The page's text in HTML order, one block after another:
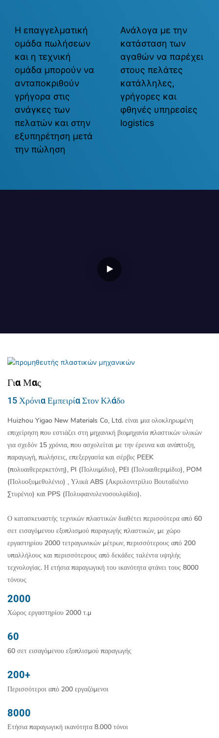
Η επαγγελματική
ομάδα πωλήσεων
και η τεχνική
ομάδα μπορούν να
ανταποκριθούν
γρήγορα στις
ανάγκες των
πελατών και στην
εξυπηρέτηση μετά
την πώληση
Ανάλογα με την
κατάσταση των
αγαθών να παρέχει
στους πελάτες
κατάλληλες,
γρήγορες και
φθηνές υπηρεσίες
logistics
Για Μας
15 Χρόνια Εμπειρία Στον Κλάδο
Huizhou Yigao New Materials Co, Ltd. είναι μια ολοκληρωμένη
επιχείρηση που εστιάζει στη μηχανική βιομηχανία πλαστικών υλικών
για σχεδόν 15 χρόνια, που ασχολείται με την έρευνα και ανάπτυξη,
παραγωγή, πωλήσεις, επεξεργασία και σέρβις PEEK
(πολυαιθερερκετόνη), PI (Πολυιμίδιο), PEI (Πολυαιθεριμίδιο), POM
(Πολυοξυμεθυλένιο) , Υλικά ABS (Ακρυλονιτρίλιο Βουταδιένιο
Στυρένιο) και PPS (Πολυφαινυλενοσουλφίδιο).
Ο κατασκευαστής τεχνικών πλαστικών διαθέτει περισσότερα από 60
σετ εισαγόμενου εξοπλισμού παραγωγής πλαστικών, με χώρο
εργαστηρίου 2000 τετραγωνικών μέτρων, περισσότερους από 200
υπαλλήλους και περισσότερους από δεκάδες ταλέντα υψηλής
τεχνολογίας. Η ετήσια παραγωγική του ικανότητα φτάνει τους 8000
τόνους
2000
Χώρος εργαστηρίου 2000 τ.μ
60
60 σετ εισαγόμενου εξοπλισμού παραγωγής
200+
Περισσότεροι από 200 εργαζόμενοι
8000
Ετήσια παραγωγική ικανότητα 8.000 τόνοι